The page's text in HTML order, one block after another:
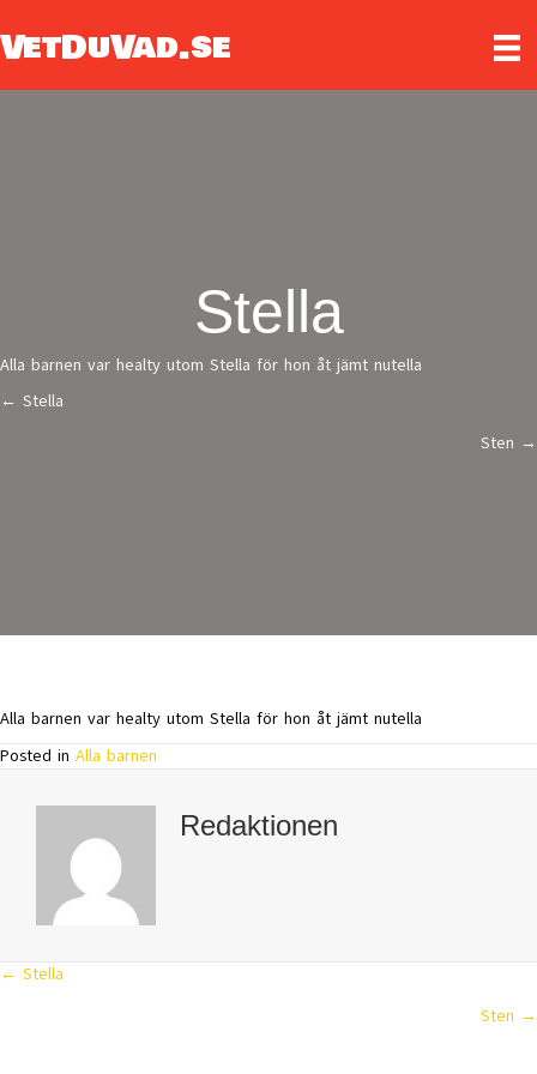
VetDuVad.se
Stella
Alla barnen var healty utom Stella för hon åt jämt nutella
Posts
← Stella
Sten →
Alla barnen var healty utom Stella för hon åt jämt nutella
Posted in Alla barnen
Redaktionen
Posts
← Stella
Sten →